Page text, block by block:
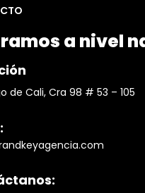
a nivel
de Cali, Cra 98 # 53 – 105